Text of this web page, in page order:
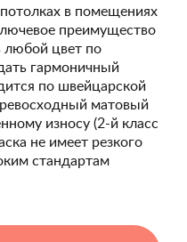
в помещениях
преимущество
любой цвет по
гармоничный
по швейцарской
матовый
износу (2-й класс
не имеет резкого
стандартам